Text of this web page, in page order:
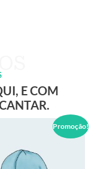
E COM
Promoção!